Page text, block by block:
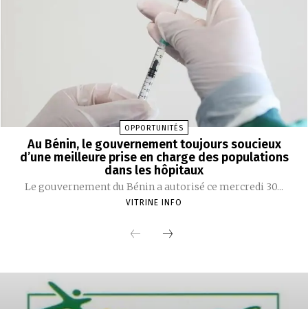
OPPORTUNITÉS
Au Bénin, le gouvernement toujours soucieux
d’une meilleure prise en charge des populations
dans les hôpitaux
Le gouvernement du Bénin a autorisé ce mercredi 30...
VITRINE INFO